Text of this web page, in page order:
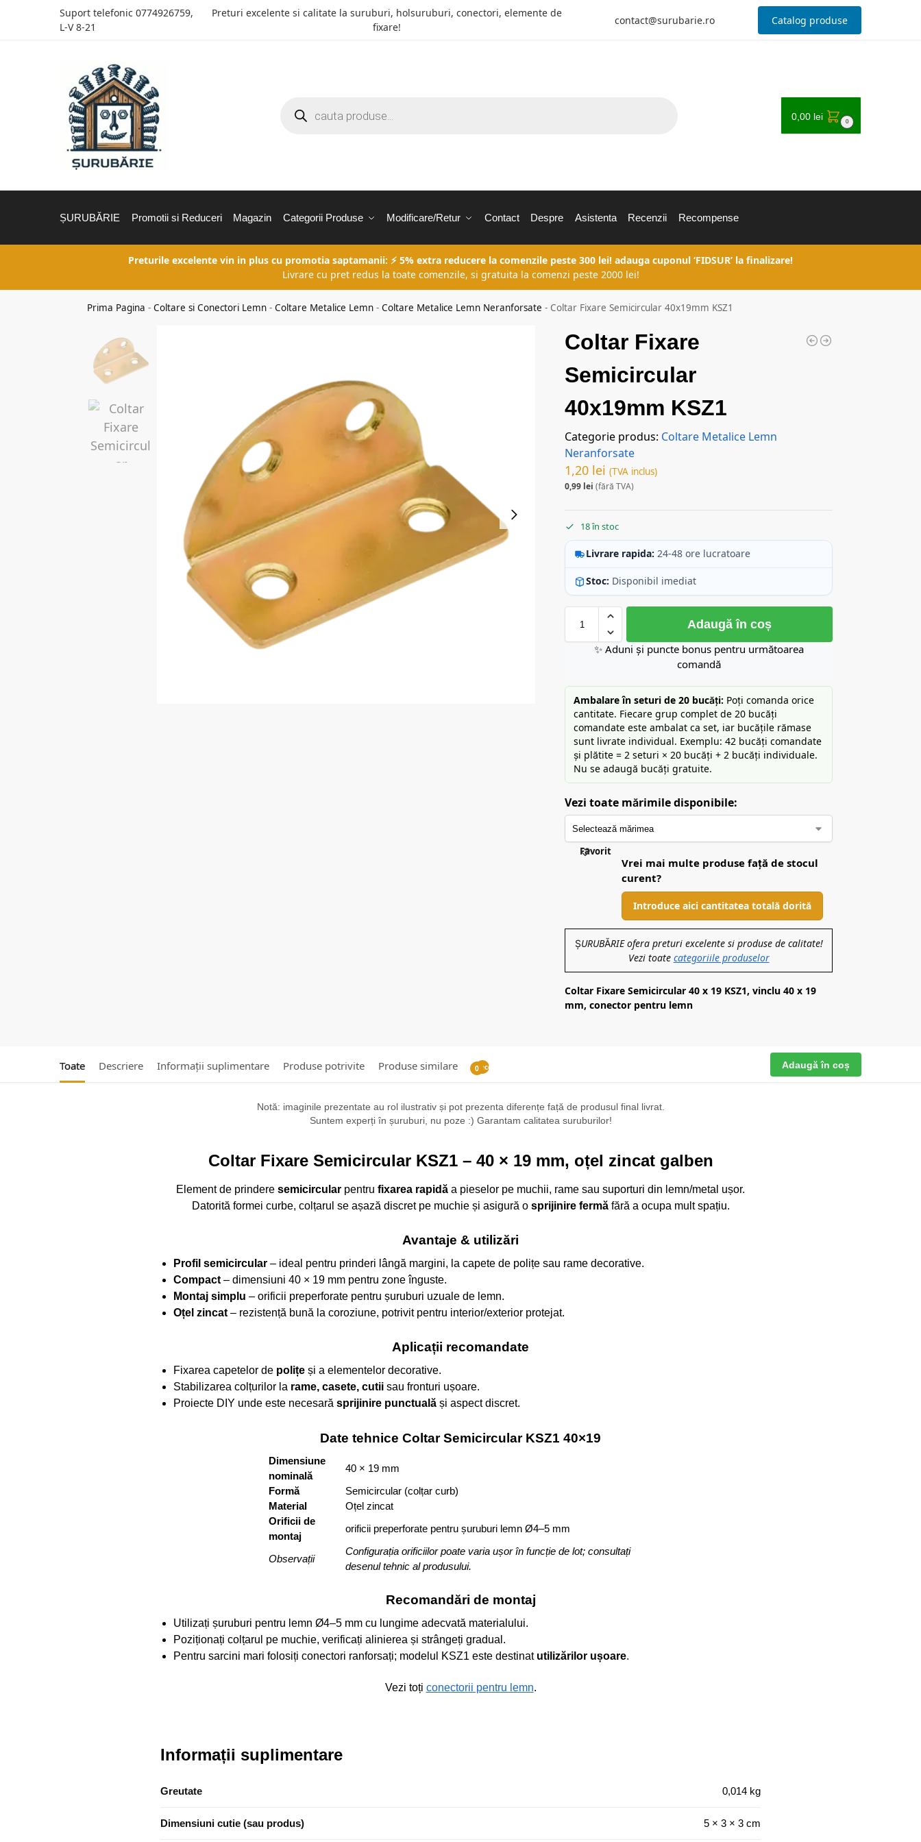
Suport telefonic 0774926759,
L-V 8-21
Preturi excelente si calitate la suruburi, holsuruburi, conectori, elemente de
fixare!
contact@surubarie.ro Catalog produse
0,00 lei 0
ȘURUBĂRIE Promotii si Reduceri Magazin Categorii Produse Modificare/Retur Contact Despre Asistenta Recenzii Recompense
Preturile excelente vin in plus cu promotia saptamanii: ⚡ 5% extra reducere la comenzile peste 300 lei! adauga cuponul ‘FIDSUR’ la finalizare!
Livrare cu pret redus la toate comenzile, si gratuita la comenzi peste 2000 lei!
Prima Pagina -Coltare si Conectori Lemn -Coltare Metalice Lemn -Coltare Metalice Lemn Neranforsate - Coltar Fixare Semicircular 40x19mm KSZ1
Coltar Fixare
Semicircular
40x19mm KSZ1
Categorie produs: Coltare Metalice Lemn
Neranforsate
1,20 lei (TVA inclus)
0,99 lei (fără TVA)
18 în stoc
Livrare rapida: 24-48 ore lucratoare
Stoc: Disponibil imediat
Adaugă în coș
✨ Aduni și puncte bonus pentru următoarea
comandă
Ambalare în seturi de 20 bucăți: Poți comanda orice
cantitate. Fiecare grup complet de 20 bucăți
comandate este ambalat ca set, iar bucățile rămase
sunt livrate individual. Exemplu: 42 bucăți comandate
și plătite = 2 seturi × 20 bucăți + 2 bucăți individuale.
Nu se adaugă bucăți gratuite.
Vezi toate mărimile disponibile:
Favorit
Vrei mai multe produse față de stocul
curent?
Introduce aici cantitatea totală dorită
ȘURUBĂRIE ofera preturi excelente si produse de calitate!
Vezi toate categoriile produselor
Coltar Fixare Semicircular 40 x 19 KSZ1, vinclu 40 x 19
mm, conector pentru lemn
Toate Descriere Informații suplimentare Produse potrivite Produse similare Recenzii
0 Adaugă în coș
Notă: imaginile prezentate au rol ilustrativ și pot prezenta diferențe față de produsul final livrat.
Suntem experți în șuruburi, nu poze :) Garantam calitatea suruburilor!
Coltar Fixare Semicircular KSZ1 – 40 × 19 mm, oțel zincat galben
Element de prindere semicircular pentru fixarea rapidă a pieselor pe muchii, rame sau suporturi din lemn/metal ușor.
Datorită formei curbe, colțarul se așază discret pe muchie și asigură o sprijinire fermăfără a ocupa mult spațiu.
Avantaje & utilizări
Profil semicircular – ideal pentru prinderi lângă margini, la capete de polițe sau rame decorative.
Compact – dimensiuni 40 × 19 mm pentru zone înguste.
Montaj simplu – orificii preperforate pentru șuruburi uzuale de lemn.
Oțel zincat – rezistență bună la coroziune, potrivit pentru interior/exterior protejat.
Aplicații recomandate
Fixarea capetelor de polițe și a elementelor decorative.
Stabilizarea colțurilor la rame, casete, cutii sau fronturi ușoare.
Proiecte DIY unde este necesarăsprijinire punctuală și aspect discret.
Date tehnice Coltar Semicircular KSZ1 40×19
Dimensiune
nominală
40 × 19 mm
Formă
Semicircular (colțar curb)
Material
Oțel zincat
Orificii de
montaj
orificii preperforate pentru șuruburi lemn Ø4–5 mm
Observații
Configurația orificiilor poate varia ușor în funcție de lot; consultați
desenul tehnic al produsului.
Recomandări de montaj
Utilizați șuruburi pentru lemn Ø4–5 mm cu lungime adecvată materialului.
Poziționați colțarul pe muchie, verificați alinierea și strângeți gradual.
Pentru sarcini mari folosiți conectori ranforsați; modelul KSZ1 este destinat utilizărilor ușoare.
Vezi toți conectorii pentru lemn.
Informații suplimentare
Greutate 0,014 kg
Dimensiuni cutie (sau produs) 5 × 3 × 3 cm